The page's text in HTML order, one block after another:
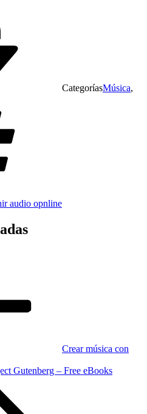
CategoríasMúsica,
audio opnline
Crear música con
Gutenberg – Free eBooks